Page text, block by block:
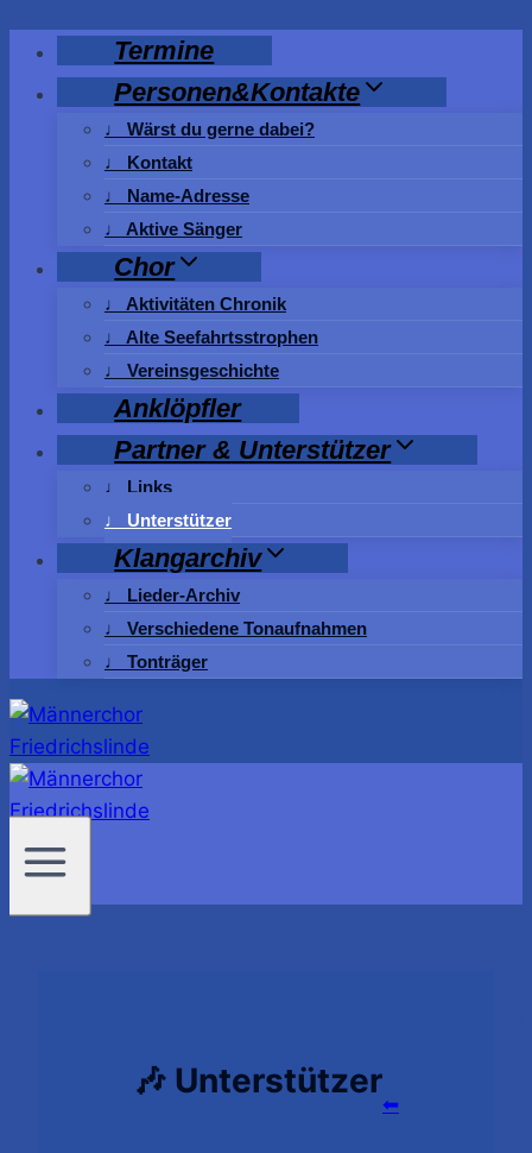
Inhalt
springen
Termine
Personen&Kontakte
♩ Wärst du gerne dabei?
♩ Kontakt
♩ Name-Adresse
♩ Aktive Sänger
Chor
♩ Aktivitäten Chronik
♩ Alte Seefahrtsstrophen
♩ Vereinsgeschichte
Anklöpfler
Partner & Unterstützer
♩ Links
♩ Unterstützer
Klangarchiv
♩ Lieder-Archiv
♩ Verschiedene Tonaufnahmen
♩ Tonträger
🎶 Unterstützer
⬅